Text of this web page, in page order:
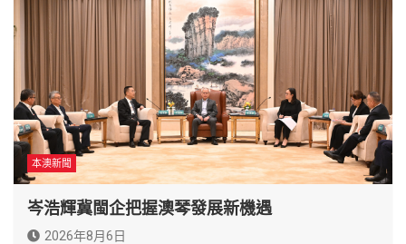
本澳新聞
岑浩輝冀閩企把握澳琴發展新機遇
2026年8月6日